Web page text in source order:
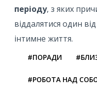
періоду, з яких
віддалятися один
інтимне життя.
#ПОРАДИ
#РОБОТА НАД